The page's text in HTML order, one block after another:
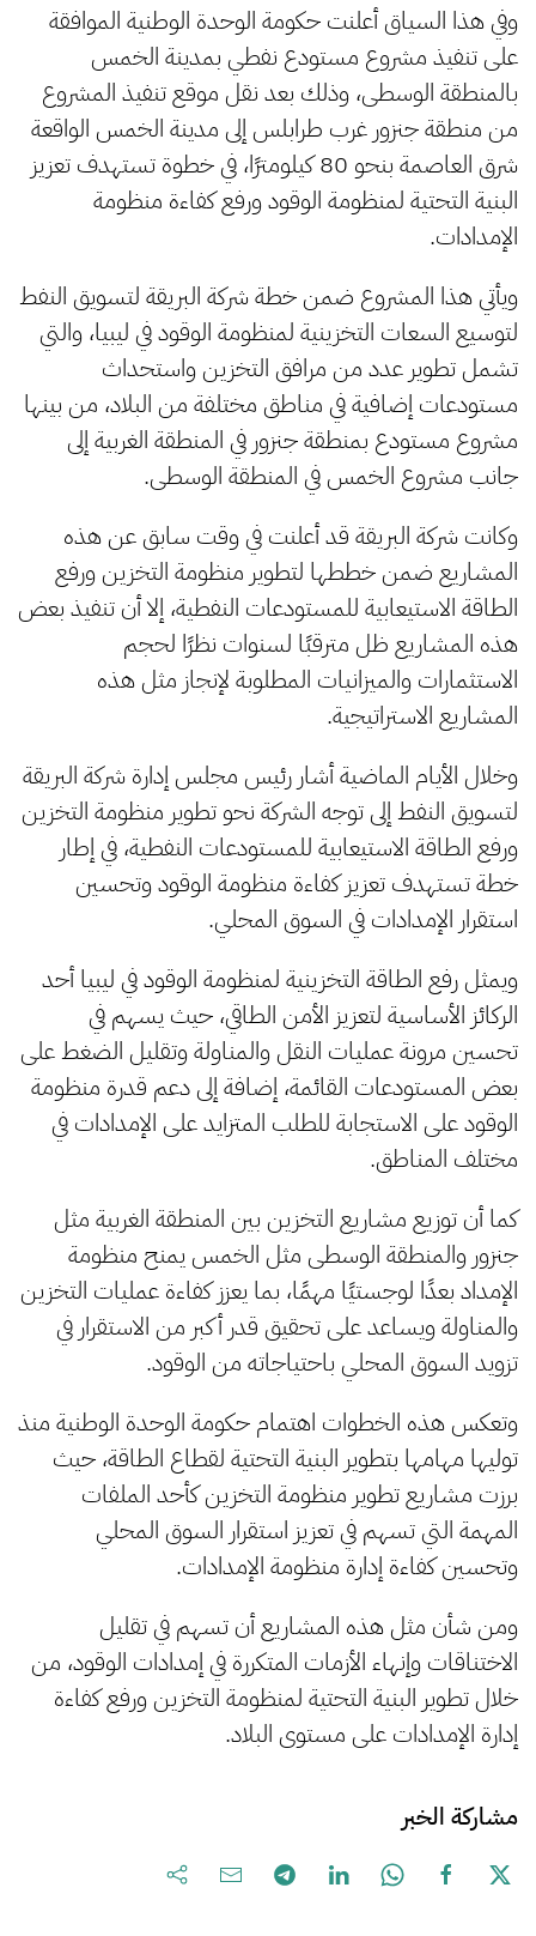
وفي هذا السياق أعلنت حكومة الوحدة الوطنية الموافقة
على تنفيذ مشروع مستودع نفطي بمدينة الخمس
بالمنطقة الوسطى، وذلك بعد نقل موقع تنفيذ المشروع
من منطقة جنزور غرب طرابلس إلى مدينة الخمس الواقعة
شرق العاصمة بنحو 80 كيلومترًا، في خطوة تستهدف تعزيز
البنية التحتية لمنظومة الوقود ورفع كفاءة منظومة
الإمدادات.
ويأتي هذا المشروع ضمن خطة شركة البريقة لتسويق النفط
لتوسيع السعات التخزينية لمنظومة الوقود في ليبيا، والتي
تشمل تطوير عدد من مرافق التخزين واستحداث
مستودعات إضافية في مناطق مختلفة من البلاد، من بينها
مشروع مستودع بمنطقة جنزور في المنطقة الغربية إلى
جانب مشروع الخمس في المنطقة الوسطى.
وكانت شركة البريقة قد أعلنت في وقت سابق عن هذه
المشاريع ضمن خططها لتطوير منظومة التخزين ورفع
الطاقة الاستيعابية للمستودعات النفطية، إلا أن تنفيذ بعض
هذه المشاريع ظل مترقبًا لسنوات نظرًا لحجم
الاستثمارات والميزانيات المطلوبة لإنجاز مثل هذه
المشاريع الاستراتيجية.
وخلال الأيام الماضية أشار رئيس مجلس إدارة شركة البريقة
لتسويق النفط إلى توجه الشركة نحو تطوير منظومة التخزين
ورفع الطاقة الاستيعابية للمستودعات النفطية، في إطار
خطة تستهدف تعزيز كفاءة منظومة الوقود وتحسين
استقرار الإمدادات في السوق المحلي.
ويمثل رفع الطاقة التخزينية لمنظومة الوقود في ليبيا أحد
الركائز الأساسية لتعزيز الأمن الطاقي، حيث يسهم في
تحسين مرونة عمليات النقل والمناولة وتقليل الضغط على
بعض المستودعات القائمة، إضافة إلى دعم قدرة منظومة
الوقود على الاستجابة للطلب المتزايد على الإمدادات في
مختلف المناطق.
كما أن توزيع مشاريع التخزين بين المنطقة الغربية مثل
جنزور والمنطقة الوسطى مثل الخمس يمنح منظومة
الإمداد بعدًا لوجستيًا مهمًا، بما يعزز كفاءة عمليات التخزين
والمناولة ويساعد على تحقيق قدر أكبر من الاستقرار في
تزويد السوق المحلي باحتياجاته من الوقود.
وتعكس هذه الخطوات اهتمام حكومة الوحدة الوطنية منذ
توليها مهامها بتطوير البنية التحتية لقطاع الطاقة، حيث
برزت مشاريع تطوير منظومة التخزين كأحد الملفات
المهمة التي تسهم في تعزيز استقرار السوق المحلي
وتحسين كفاءة إدارة منظومة الإمدادات.
ومن شأن مثل هذه المشاريع أن تسهم في تقليل
الاختناقات وإنهاء الأزمات المتكررة في إمدادات الوقود، من
خلال تطوير البنية التحتية لمنظومة التخزين ورفع كفاءة
إدارة الإمدادات على مستوى البلاد.
مشاركة الخبر